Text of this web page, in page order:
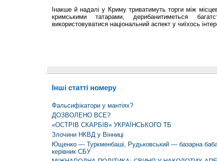
Інакше й надалі у Криму триватимуть торги між
кримськими татарами, дерибанитиметься
використовуватися національний аспект у чиїхось
Інші статті номеру
Фальсифікатори у мантіях?
ДОЗВОЛЕНО ВСЕ?
«ОСТРІВ СКАРБІВ» УКРАЇНСЬКОГО ТБ
Злочини НКВД у Вінниці
Ющенко — Туркменбаші, Рудьковський — базарна
керівник СБУ